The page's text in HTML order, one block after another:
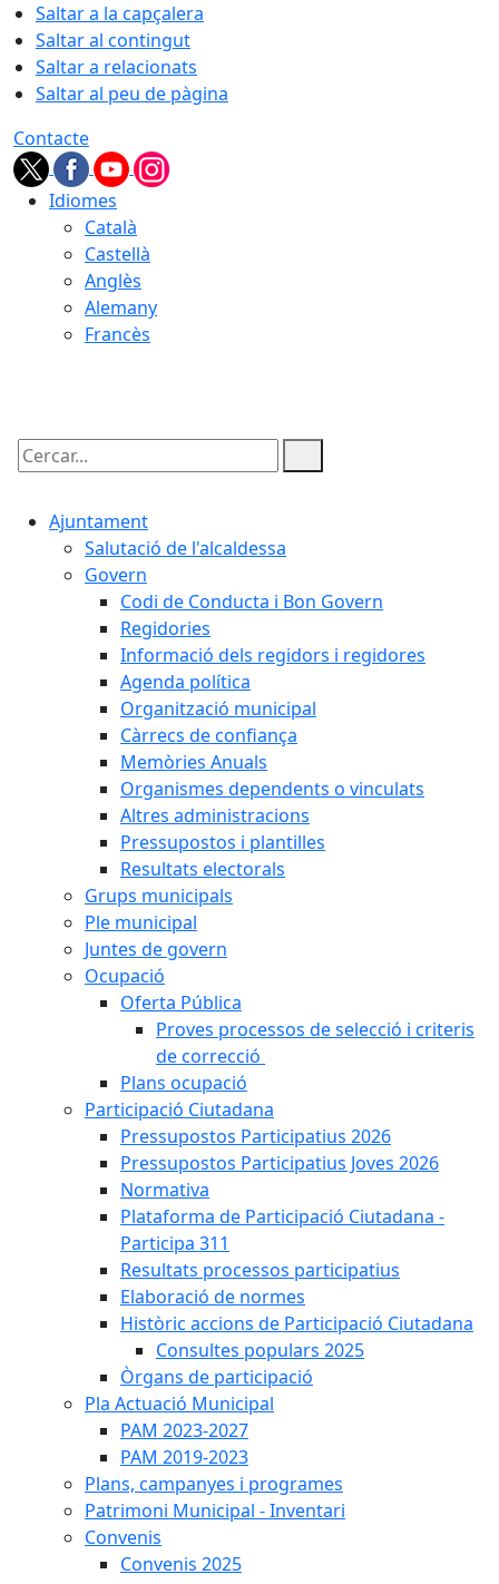
Saltar a la capçalera
Saltar al contingut
Saltar a relacionats
Saltar al peu de pàgina
Contacte
Idiomes
Català
Castellà
Anglès
Alemany
Francès
Cercar:
Ajuntament
Salutació de l'alcaldessa
Govern
Codi de Conducta i Bon Govern
Regidories
Informació dels regidors i regidores
Agenda política
Organització municipal
Càrrecs de confiança
Memòries Anuals
Organismes dependents o vinculats
Altres administracions
Pressupostos i plantilles
Resultats electorals
Grups municipals
Ple municipal
Juntes de govern
Ocupació
Oferta Pública
Proves processos de selecció i criteris
de correcció
Plans ocupació
Participació Ciutadana
Pressupostos Participatius 2026
Pressupostos Participatius Joves 2026
Normativa
Plataforma de Participació Ciutadana -
Participa 311
Resultats processos participatius
Elaboració de normes
Històric accions de Participació Ciutadana
Consultes populars 2025
Òrgans de participació
Pla Actuació Municipal
PAM 2023-2027
PAM 2019-2023
Plans, campanyes i programes
Patrimoni Municipal - Inventari
Convenis
Convenis 2025